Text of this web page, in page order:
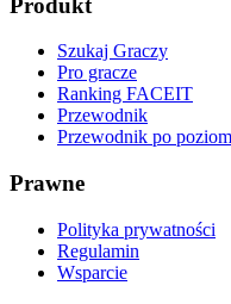
Szukaj Graczy
Pro gracze
Ranking FACEIT
Przewodnik
Przewodnik po
Prawne
Polityka prywatności
Regulamin
Wsparcie